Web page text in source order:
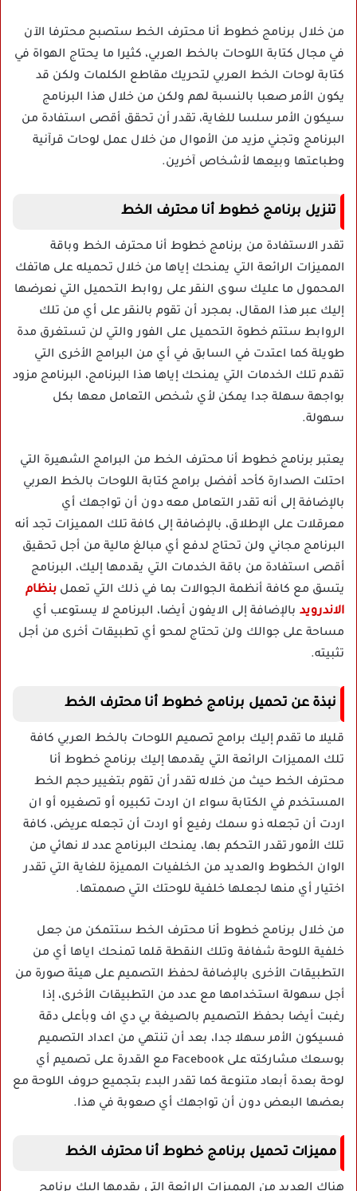
من خلال برنامج خطوط أنا محترف الخط ستصبح محترفا الآن
في مجال كتابة اللوحات بالخط العربي، كثيرا ما يحتاج الهواة في
كتابة لوحات الخط العربي لتحريك مقاطع الكلمات ولكن قد
يكون الأمر صعبا بالنسبة لهم ولكن من خلال هذا البرنامج
سيكون الأمر سلسا للغاية، تقدر أن تحقق أقصى استفادة من
البرنامج وتجني مزيد من الأموال من خلال عمل لوحات قرآنية
وطباعتها وبيعها لأشخاص آخرين.
تنزيل برنامج خطوط أنا محترف الخط
تقدر الاستفادة من برنامج خطوط أنا محترف الخط وباقة
المميزات الرائعة التي يمنحك إياها من خلال تحميله على هاتفك
المحمول ما عليك سوى النقر على روابط التحميل التي نعرضها
إليك عبر هذا المقال، بمجرد أن تقوم بالنقر على أي من تلك
الروابط ستتم خطوة التحميل على الفور والتي لن تستغرق مدة
طويلة كما اعتدت في السابق في أي من البرامج الأخرى التي
تقدم تلك الخدمات التي يمنحك إياها هذا البرنامج، البرنامج مزود
بواجهة سهلة جدا يمكن لأي شخص التعامل معها بكل
سهولة.
يعتبر برنامج خطوط أنا محترف الخط من البرامج الشهيرة التي
احتلت الصدارة كأحد أفضل برامج كتابة اللوحات بالخط العربي
بالإضافة إلى أنه تقدر التعامل معه دون أن تواجهك أي
معرقلات على الإطلاق، بالإضافة إلى كافة تلك المميزات تجد أنه
البرنامج مجاني ولن تحتاج لدفع أي مبالغ مالية من أجل تحقيق
أقصى استفادة من باقة الخدمات التي يقدمها إليك، البرنامج
يتسق مع كافة أنظمة الجوالات بما في ذلك التي تعمل بنظام
الاندرويد بالإضافة إلى الايفون أيضا، البرنامج لا يستوعب أي
مساحة على جوالك ولن تحتاج لمحو أي تطبيقات أخرى من أجل
تثبيته.
نبذة عن تحميل برنامج خطوط أنا محترف الخط
قليلا ما تقدم إليك برامج تصميم اللوحات بالخط العربي كافة
تلك المميزات الرائعة التي يقدمها إليك برنامج خطوط أنا
محترف الخط حيث من خلاله تقدر أن تقوم بتغيير حجم الخط
المستخدم في الكتابة سواء ان اردت تكبيره أو تصغيره أو ان
اردت أن تجعله ذو سمك رفيع أو اردت أن تجعله عريض، كافة
تلك الأمور تقدر التحكم بها، يمنحك البرنامج عدد لا نهائي من
الوان الخطوط والعديد من الخلفيات المميزة للغاية التي تقدر
اختيار أي منها لجعلها خلفية للوحتك التي صممتها.
من خلال برنامج خطوط أنا محترف الخط ستتمكن من جعل
خلفية اللوحة شفافة وتلك النقطة قلما تمنحك اياها أي من
التطبيقات الأخرى بالإضافة لحفظ التصميم على هيئة صورة من
أجل سهولة استخدامها مع عدد من التطبيقات الأخرى، إذا
رغبت أيضا بحفظ التصميم بالصيغة بي دي اف وبأعلى دقة
فسيكون الأمر سهلا جدا، بعد أن تنتهي من اعداد التصميم
بوسعك مشاركته على Facebook مع القدرة على تصميم أي
لوحة بعدة أبعاد متنوعة كما تقدر البدء بتجميع حروف اللوحة مع
بعضها البعض دون أن تواجهك أي صعوبة في هذا.
مميزات تحميل برنامج خطوط أنا محترف الخط